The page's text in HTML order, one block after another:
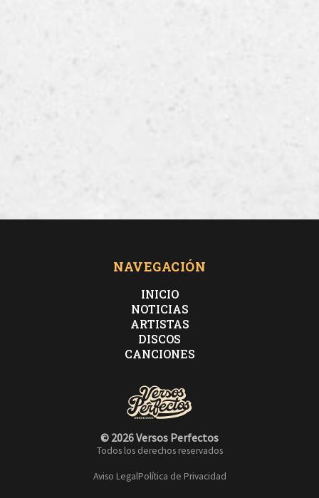
NAVEGACIÓN
INICIO
NOTICIAS
ARTISTAS
DISCOS
CANCIONES
© 2026 Versos Perfectos
Todos los derechos reservados
Aviso LegalPolítica de Privacidad